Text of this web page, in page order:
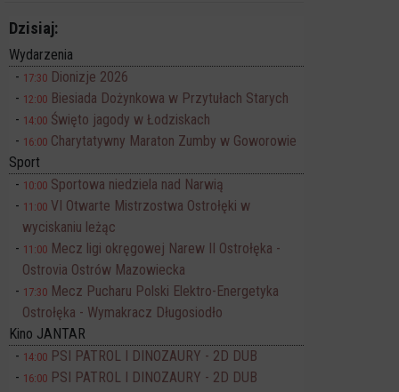
Dzisiaj:
Wydarzenia
17:30 Dionizje 2026
12:00 Biesiada Dożynkowa w Przytułach Starych
14:00 Święto jagody w Łodziskach
16:00 Charytatywny Maraton Zumby w Goworowie
Sport
10:00 Sportowa niedziela nad Narwią
11:00 VI Otwarte Mistrzostwa Ostrołęki w
wyciskaniu leżąc
11:00 Mecz ligi okręgowej Narew II Ostrołęka -
Ostrovia Ostrów Mazowiecka
17:30 Mecz Pucharu Polski Elektro-Energetyka
Ostrołęka - Wymakracz Długosiodło
Kino JANTAR
14:00 PSI PATROL I DINOZAURY - 2D DUB
16:00 PSI PATROL I DINOZAURY - 2D DUB